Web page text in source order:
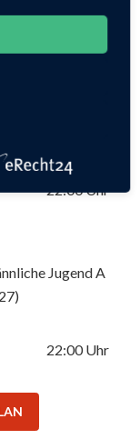
Jugend E
22:00Uhr
Jugend A
22:00Uhr